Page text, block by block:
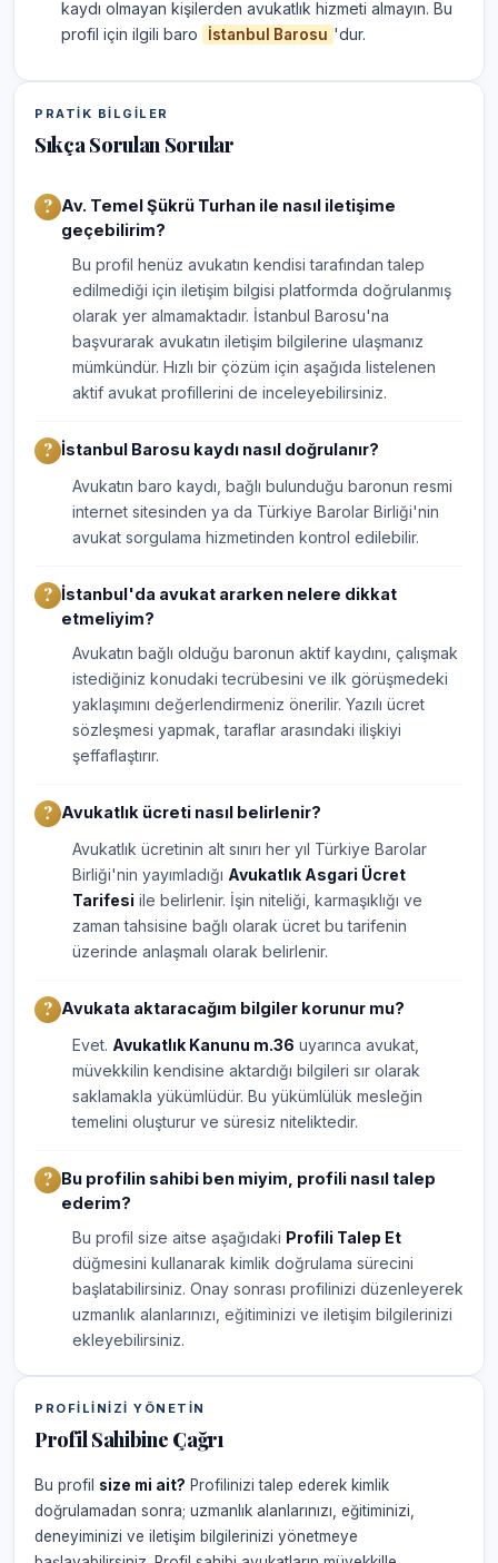
kaydı olmayan kişilerden avukatlık hizmeti almayın. Bu
profil için ilgili baro
İstanbul Barosu 'dur.
PRATIK BILGILER
Sıkça Sorulan Sorular
Av. Temel Şükrü Turhan ile nasıl iletişime
geçebilirim?
Bu profil henüz avukatın kendisi tarafından talep
edilmediği için iletişim bilgisi platformda doğrulanmış
olarak yer almamaktadır. İstanbul Barosu'na
başvurarak avukatın iletişim bilgilerine ulaşmanız
mümkündür. Hızlı bir çözüm için aşağıda listelenen
aktif avukat profillerini de inceleyebilirsiniz.
İstanbul Barosu kaydı nasıl doğrulanır?
Avukatın baro kaydı, bağlı bulunduğu baronun resmi
internet sitesinden ya da Türkiye Barolar Birliği'nin
avukat sorgulama hizmetinden kontrol edilebilir.
İstanbul'da avukat ararken nelere dikkat
etmeliyim?
Avukatın bağlı olduğu baronun aktif kaydını, çalışmak
istediğiniz konudaki tecrübesini ve ilk görüşmedeki
yaklaşımını değerlendirmeniz önerilir. Yazılı ücret
sözleşmesi yapmak, taraflar arasındaki ilişkiyi
şeffaflaştırır.
Avukatlık ücreti nasıl belirlenir?
Avukatlık ücretinin alt sınırı her yıl Türkiye Barolar
Birliği'nin yayımladığı Avukatlık Asgari Ücret
Tarifesi ile belirlenir. İşin niteliği, karmaşıklığı ve
zaman tahsisine bağlı olarak ücret bu tarifenin
üzerinde anlaşmalı olarak belirlenir.
Avukata aktaracağım bilgiler korunur mu?
Evet. Avukatlık Kanunu m.36 uyarınca avukat,
müvekkilin kendisine aktardığı bilgileri sır olarak
saklamakla yükümlüdür. Bu yükümlülük mesleğin
temelini oluşturur ve süresiz niteliktedir.
Bu profilin sahibi ben miyim, profili nasıl talep
ederim?
Bu profil size aitse aşağıdaki Profili Talep Et
düğmesini kullanarak kimlik doğrulama sürecini
başlatabilirsiniz. Onay sonrası profilinizi düzenleyerek
uzmanlık alanlarınızı, eğitiminizi ve iletişim bilgilerinizi
ekleyebilirsiniz.
PROFILINIZI YÖNETIN
Profil Sahibine Çağrı
Bu profil size mi ait? Profilinizi talep ederek kimlik
doğrulamadan sonra; uzmanlık alanlarınızı, eğitiminizi,
deneyiminizi ve iletişim bilgilerinizi yönetmeye